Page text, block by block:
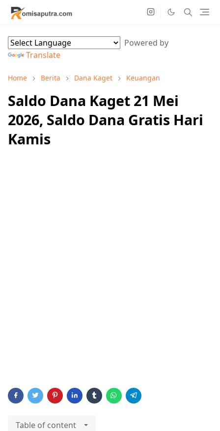
Powered by
Translate
Home Berita Dana Kaget Keuangan
Saldo Dana Kaget 21 Mei
2026, Saldo Dana Gratis Hari
Kamis
Table of content